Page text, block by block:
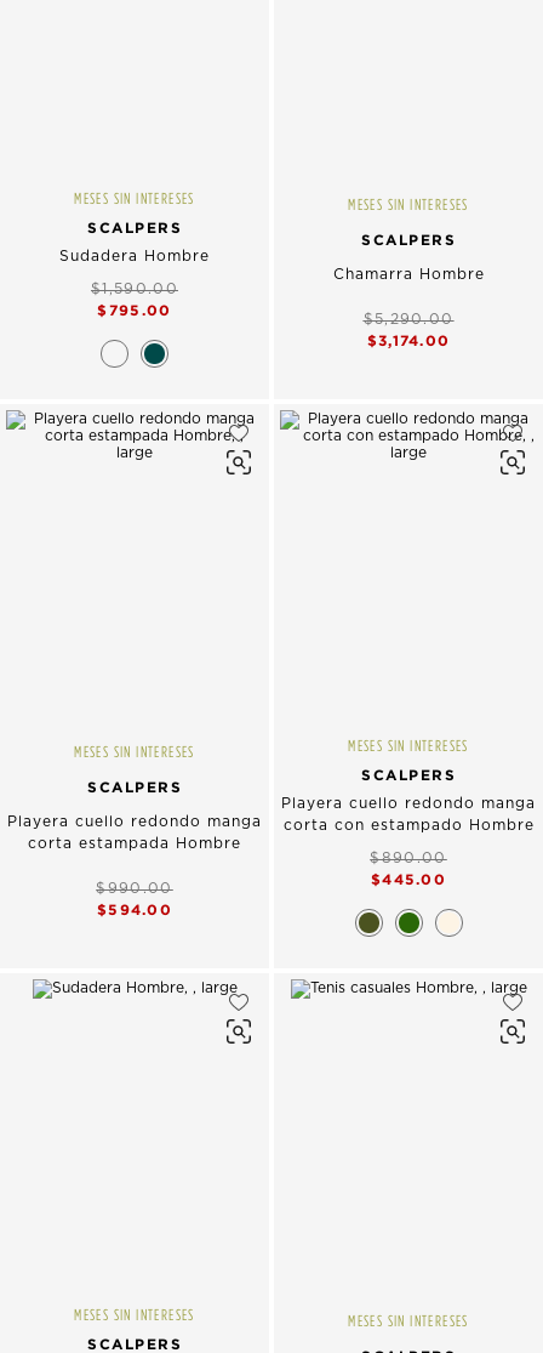
MESES SIN INTERESES
SCALPERS
Sudadera Hombre
$1,590.00
$795.00
MESES SIN INTERESES
SCALPERS
Chamarra Hombre
$5,290.00
$3,174.00
MESES SIN INTERESES
SCALPERS
Playera cuello redondo manga
corta estampada Hombre
$990.00
$594.00
MESES SIN INTERESES
SCALPERS
Playera cuello redondo manga
corta con estampado Hombre
$890.00
$445.00
MESES SIN INTERESES
SCALPERS
MESES SIN INTERESES